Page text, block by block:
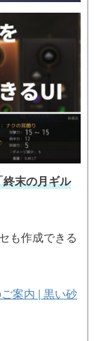
末の月ギル
も作成できる
案内 | 黒い砂